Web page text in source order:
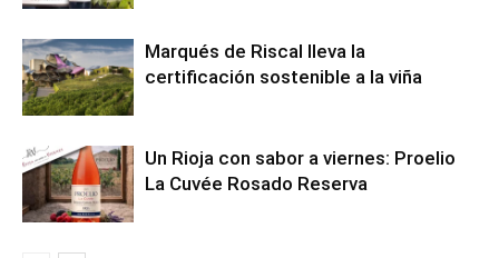
Marqués de Riscal lleva la
certificación sostenible a la viña
Un Rioja con sabor a viernes: Proelio
La Cuvée Rosado Reserva